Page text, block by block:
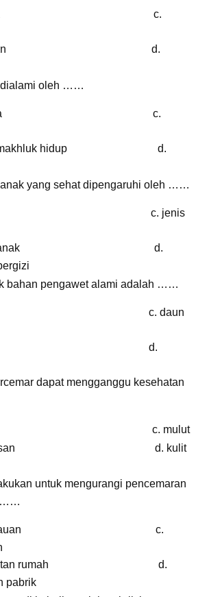
c.
d.
dialami oleh ……
c.
makhluk hidup d.
anak yang sehat dipengaruhi oleh ……
c. jenis
anak d.
bahan pengawet alami adalah ……
c. daun
d.
dapat mengganggu kesehatan
c. mulut
d. kulit
untuk mengurangi pencemaran
……
c.
rumah d.
pabrik